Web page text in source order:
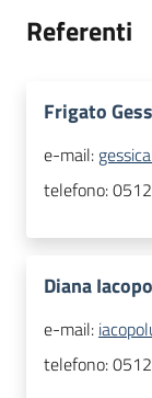
Referenti
Frigato
e-mail:
telefono:
Diana
e-mail:
telefono: